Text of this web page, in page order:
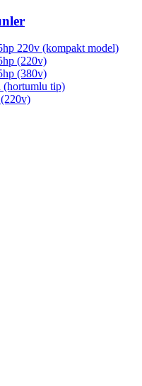
220v (kompakt model)
(220v)
(380v)
(hortumlu tip)